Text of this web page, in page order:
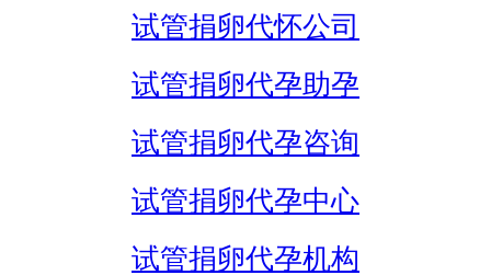
试管捐卵代怀公司
试管捐卵代孕助孕
试管捐卵代孕咨询
试管捐卵代孕中心
试管捐卵代孕机构